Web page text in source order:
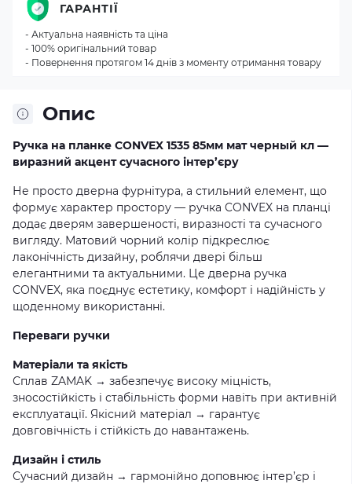
Опис
Ручка на планке CONVEX 1535 85мм мат черный кл —
виразний акцент сучасного інтер’єру
Не просто дверна фурнітура, а стильний елемент, що
формує характер простору — ручка CONVEX на планці
додає дверям завершеності, виразності та сучасного
вигляду. Матовий чорний колір підкреслює
лаконічність дизайну, роблячи двері більш
елегантними та актуальними. Це дверна ручка
CONVEX, яка поєднує естетику, комфорт і надійність у
щоденному використанні.
Переваги ручки
Матеріали та якість
Сплав ZAMAK → забезпечує високу міцність,
зносостійкість і стабільність форми навіть при активній
експлуатації. Якісний матеріал → гарантує
довговічність і стійкість до навантажень.
Дизайн і стиль
Сучасний дизайн → гармонійно доповнює інтер’єр і
ГАРАНТІЇ
- Актуальна наявність та ціна
- 100% оригінальний товар
- Повернення протягом 14 днів з моменту отримання товару